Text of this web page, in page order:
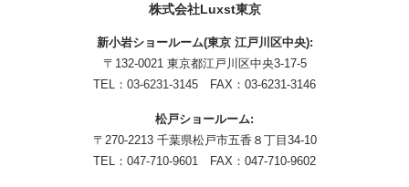
株式会社Luxst東京
新小岩ショールーム(東京 江戸川区中央):
〒132-0021 東京都江戸川区中央3-17-5
TEL： 03-6231-3145 FAX：03-6231-3146
松戸ショールーム:
〒270-2213 千葉県松戸市五香８丁目34-10
TEL： 047-710-9601 FAX：047-710-9602